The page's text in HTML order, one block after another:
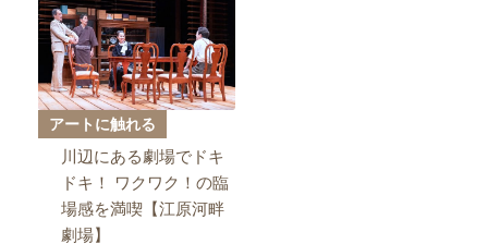
アートに触れる
川辺にある劇場でドキ
ドキ！ ワクワク！の臨
場感を満喫【江原河畔
劇場】